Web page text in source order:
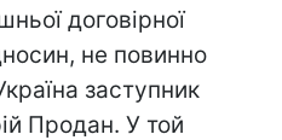
договірної
не повинно
заступник
Продан. У той